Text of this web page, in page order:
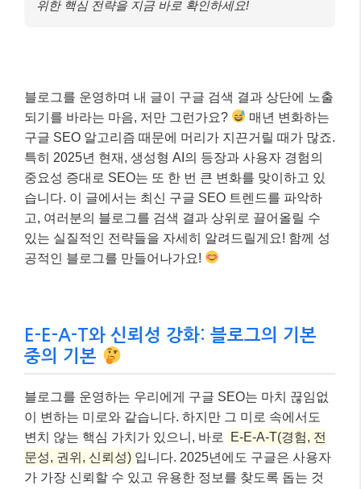
위한 핵심 전략을 지금 바로 확인하세요!
블로그를 운영하며 내 글이 구글 검색 결과 상단에 노출
되기를 바라는 마음, 저만 그런가요?
매년 변화하는
구글 SEO 알고리즘 때문에 머리가 지끈거릴 때가 많죠.
특히 2025년 현재, 생성형 AI의 등장과 사용자 경험의
중요성 증대로 SEO는 또 한 번 큰 변화를 맞이하고 있
습니다. 이 글에서는 최신 구글 SEO 트렌드를 파악하
고, 여러분의 블로그를 검색 결과 상위로 끌어올릴 수
있는 실질적인 전략들을 자세히 알려드릴게요! 함께 성
공적인 블로그를 만들어나가요!
E-E-A-T와 신뢰성 강화: 블로그의 기본
중의 기본
블로그를 운영하는 우리에게 구글 SEO는 마치 끊임없
이 변하는 미로와 같습니다. 하지만 그 미로 속에서도
변치 않는 핵심 가치가 있으니, 바로
E-E-A-T(경험, 전
문성, 권위, 신뢰성) 입니다. 2025년에도 구글은 사용자
가 가장 신뢰할 수 있고 유용한 정보를 찾도록 돕는 것